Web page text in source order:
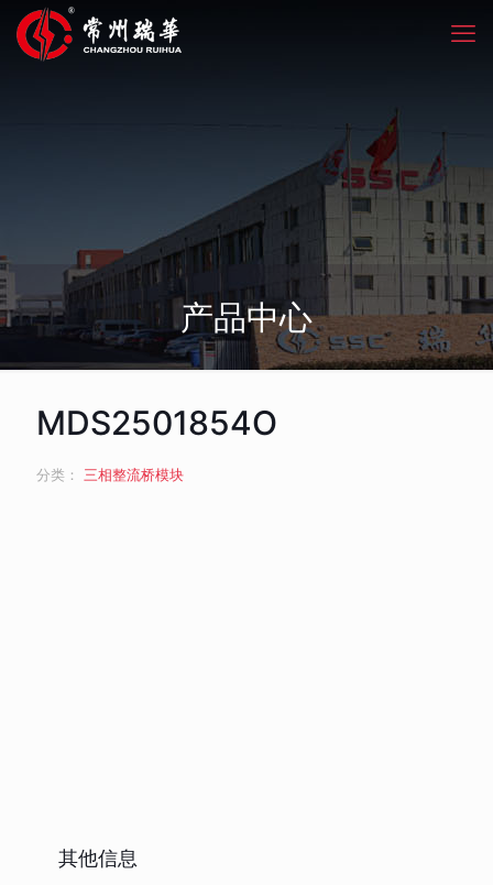
产品中心
MDS2501854O
分类： 三相整流桥模块
其他信息